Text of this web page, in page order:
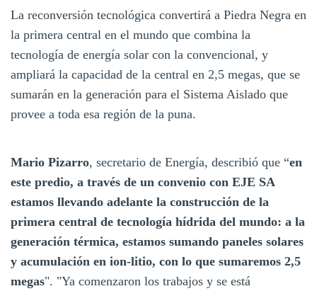
La reconversión tecnológica convertirá a Piedra Negra en
la primera central en el mundo que combina la
tecnología de energía solar con la convencional, y
ampliará la capacidad de la central en 2,5 megas, que se
sumarán en la generación para el Sistema Aislado que
provee a toda esa región de la puna.
Mario Pizarro, secretario de Energía, describió que “en
este predio, a través de un convenio con EJE SA
estamos llevando adelante la construcción de la
primera central de tecnología hídrida del mundo: a la
generación térmica, estamos sumando paneles solares
y acumulación en ion-litio, con lo que sumaremos 2,5
megas". "Ya comenzaron los trabajos y se está